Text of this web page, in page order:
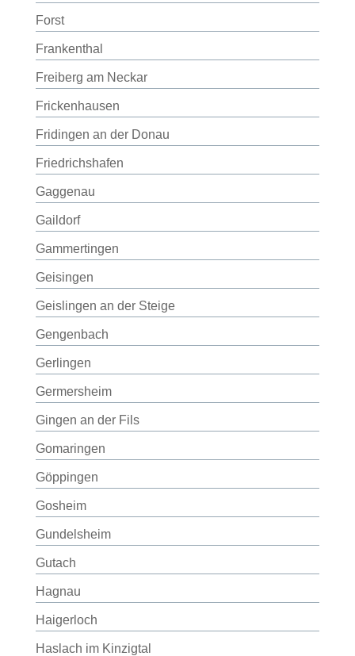
Forst
Frankenthal
Freiberg am Neckar
Frickenhausen
Fridingen an der Donau
Friedrichshafen
Gaggenau
Gaildorf
Gammertingen
Geisingen
Geislingen an der Steige
Gengenbach
Gerlingen
Germersheim
Gingen an der Fils
Gomaringen
Göppingen
Gosheim
Gundelsheim
Gutach
Hagnau
Haigerloch
Haslach im Kinzigtal